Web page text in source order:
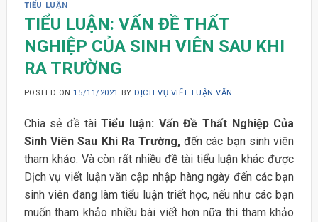
TIỂU LUẬN
TIỂU LUẬN: VẤN ĐỀ THẤT
NGHIỆP CỦA SINH VIÊN SAU KHI
RA TRƯỜNG
POSTED ON15/11/2021 BY DỊCH VỤ VIẾT LUẬN VĂN
Chia sẻ đề tàiTiểu luận: Vấn Đề Thất Nghiệp Của
Sinh Viên Sau Khi Ra Trường,đến các bạn sinh viên
tham khảo. Và còn rất nhiều đề tài tiểu luận khác được
Dịch vụ viết luận văn cập nhập hàng ngày đến các bạn
sinh viên đang làm tiểu luận triết học, nếu như các bạn
muốn tham khảo nhiều bài viết hơn nữa thì tham khảo